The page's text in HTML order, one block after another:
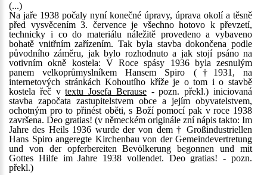
(...)
Na jaře 1938 počaly nyní konečné úpravy, úprava okolí a těsně
před vysvěcením 3. července je všechno hotovo k převzetí,
technicky i co do materiálu náležitě provedeno a vybaveno
bohatě vnitřním zařízením. Tak byla stavba dokončena podle
původního záměru, jak bylo rozhodnuto a jak stojí psáno na
votivním okně kostela: V Roce spásy 1936 byla zesnulým
panem velkoprůmyslníkem Hansem Spiro (†1931, na
internetových stránkách Kohoutího kříže je o tom i o stavbě
kostela řeč vtextu Josefa Berause- pozn. překl.) iniciovaná
stavba započata zastupitelstvem obce a jejím obyvatelstvem,
ochotným pro to přinést oběti, s Boží pomocí pak v roce 1938
završena. Deo gratias! (v německém originále zní nápis takto: Im
Jahre des Heils 1936 wurde der von dem † Großindustriellen
Hans Spiro angeregte Kirchenbau von der Gemeindevertretung
und von der opferbereiten Bevölkerung begonnen und mit
Gottes Hilfe im Jahre 1938 vollendet. Deo gratias! - pozn.
překl.)